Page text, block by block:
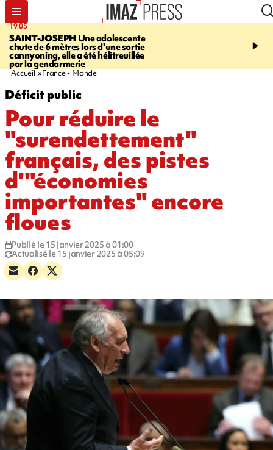
19:05
SAINT-JOSEPH Une adolescente
chute de 6 mètres lors d'une sortie
cannyoning, elle a été hélitreuillée
par la gendarmerie
20:44
rouée de coups,
Accueil France - Monde
Déficit public
Pour réduire le
"surendettement"
français, des pistes
d'"économies
importantes" encore
floues
Publié le 15 janvier 2025 à 01:00
Actualisé le 15 janvier 2025 à 05:09